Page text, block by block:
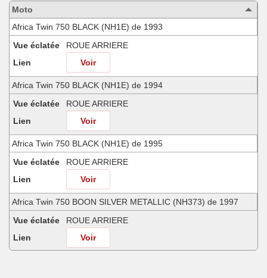
motos
compatibles
Moto
Africa Twin 750 BLACK (NH1E) de 1993
Vue éclatée
ROUE ARRIERE
Lien
Voir
Africa Twin 750 BLACK (NH1E) de 1994
Vue éclatée
ROUE ARRIERE
Lien
Voir
Africa Twin 750 BLACK (NH1E) de 1995
Vue éclatée
ROUE ARRIERE
Lien
Voir
Africa Twin 750 BOON SILVER METALLIC (NH373) de 1997
Vue éclatée
ROUE ARRIERE
Lien
Voir